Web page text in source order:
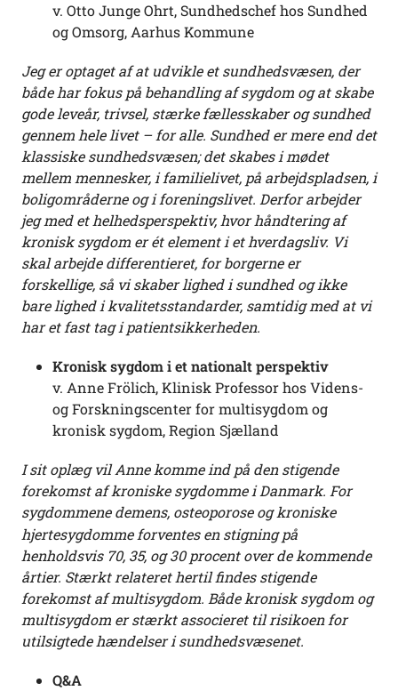
v. Otto Junge Ohrt, Sundhedschef hos Sundhed
og Omsorg, Aarhus Kommune
Jeg er optaget af at udvikle et sundhedsvæsen, der
både har fokus på behandling af sygdom og at skabe
gode leveår, trivsel, stærke fællesskaber og sundhed
gennem hele livet – for alle. Sundhed er mere end det
klassiske sundhedsvæsen; det skabes i mødet
mellem mennesker, i familielivet, på arbejdspladsen, i
boligområderne og i foreningslivet. Derfor arbejder
jeg med et helhedsperspektiv, hvor håndtering af
kronisk sygdom er ét element i et hverdagsliv. Vi
skal arbejde differentieret, for borgerne er
forskellige, så vi skaber lighed i sundhed og ikke
bare lighed i kvalitetsstandarder, samtidig med at vi
har et fast tag i patientsikkerheden.
Kronisk sygdom i et nationalt perspektiv
v. Anne Frölich, Klinisk Professor hos Videns-
og Forskningscenter for multisygdom og
kronisk sygdom, Region Sjælland
I sit oplæg vil Anne komme ind på den stigende
forekomst af kroniske sygdomme i Danmark. For
sygdommenedemens, osteoporose og kroniske
hjertesygdomme forventes en stigning på
henholdsvis 70, 35, og 30 procent over de kommende
årtier. Stærkt relateret hertil findes stigende
forekomst af multisygdom. Både kronisk sygdom og
multisygdom er stærkt associeret til risikoen for
utilsigtede hændelser i sundhedsvæsenet.
Q&A